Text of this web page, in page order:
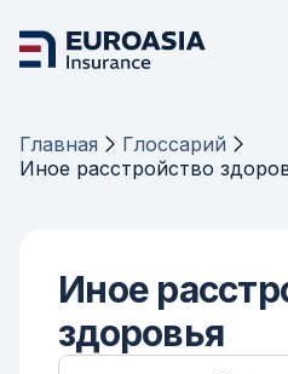
Главная
Глоссарий
Иное расстройство
Иное
здоровья